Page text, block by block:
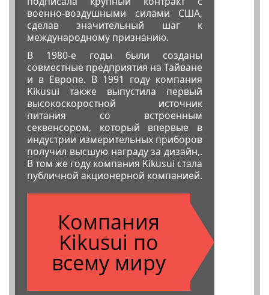
военно-воздушными силами США,
сделав значительный шаг к
международному признанию.
В 1980-е годы были созданы
совместные предприятия на Тайване
и в Европе. В 1991 году компания
Kikusui также выпустила первый
высокоскоростной источник
питания со встроенным
секвенсором, который впервые в
индустрии измерительных приборов
получил высшую награду за дизайн,.
В том же году компания Kikusui стала
публичной акционерной компанией.
Компания
Kikusui по
всему миру